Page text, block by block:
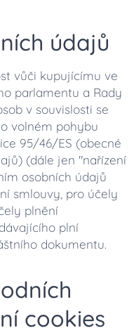
údajů
vůči kupujícímu ve
parlamentu a Rady
v souvislosti se
volném pohybu
95/46/ES (obecné
(dále jen "nařízení
osobních údajů
smlouvy, pro účely
plnění
plní
dokumentu.
cookies